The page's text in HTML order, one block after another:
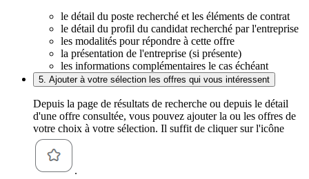
le détail du poste recherché et les éléments de contrat
le détail du profil du candidat recherché par l'entreprise
les modalités pour répondre à cette offre
la présentation de l'entreprise (si présente)
les informations complémentaires le cas échéant
5. Ajouter à votre sélection les offres qui vous intéressent
Depuis la page de résultats de recherche ou depuis le détail
d'une offre consultée, vous pouvez ajouter la ou les offres de
votre choix à votre sélection. Il suffit de cliquer sur l'icône
.